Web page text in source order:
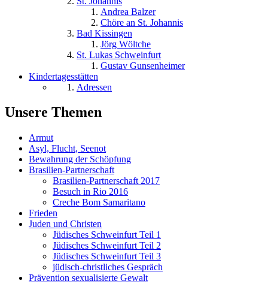
Andrea Balzer
Chöre an St. Johannis
Bad Kissingen
Jörg Wöltche
St. Lukas Schweinfurt
Gustav Gunsenheimer
Kindertagesstätten
Adressen
Unsere Themen
Armut
Asyl, Flucht, Seenot
Bewahrung der Schöpfung
Brasilien-Partnerschaft
Brasilien-Partnerschaft 2017
Besuch in Rio 2016
Creche Bom Samaritano
Frieden
Juden und Christen
Jüdisches Schweinfurt Teil 1
Jüdisches Schweinfurt Teil 2
Jüdisches Schweinfurt Teil 3
jüdisch-christliches Gespräch
Prävention sexualisierte Gewalt